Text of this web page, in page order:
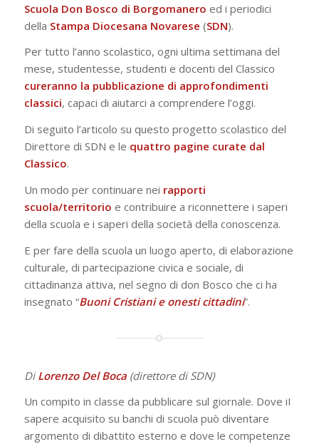
Scuola Don Bosco di Borgomanero ed i periodici
della Stampa Diocesana Novarese (SDN).
Per tutto l’anno scolastico, ogni ultima settimana del
mese, studentesse, studenti e docenti del Classico
cureranno la pubblicazione di approfondimenti
classici, capaci di aiutarci a comprendere l’oggi.
Di seguito l’articolo su questo progetto scolastico del
Direttore di SDN e le quattro pagine curate dal
Classico.
Un modo per continuare nei rapporti
scuola/territorio e contribuire a riconnettere i saperi
della scuola e i saperi della società della conoscenza.
E per fare della scuola un luogo aperto, di elaborazione
culturale, di partecipazione civica e sociale, di
cittadinanza attiva, nel segno di don Bosco che ci ha
insegnato “Buoni Cristiani e onesti cittadini”.
DiLorenzo Del Boca(direttore di SDN)
Un compito in classe da pubblicare sul giornale. Dove iI
sapere acquisito su banchi di scuola può diventare
argomento di dibattito esterno e dove le competenze